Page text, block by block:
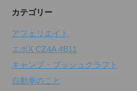
カテゴリー
アフェリエイト
エボX CZ4A 4B11
キャンプ・ブッシュクラフト
自動車のこと